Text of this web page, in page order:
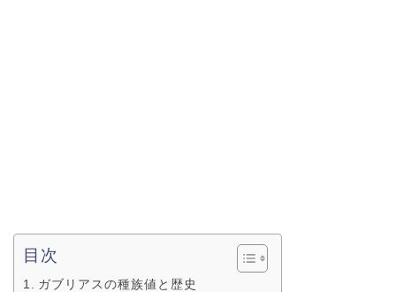
目次
ガブリアスの種族値と歴史